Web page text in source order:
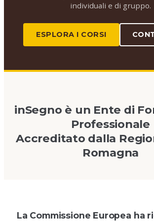
individuali e di gruppo.
ESPLORA I CORSI
inSegno è un Ente di
Professionale
Accreditato dalla
Romagna
La Commissione Europea ha